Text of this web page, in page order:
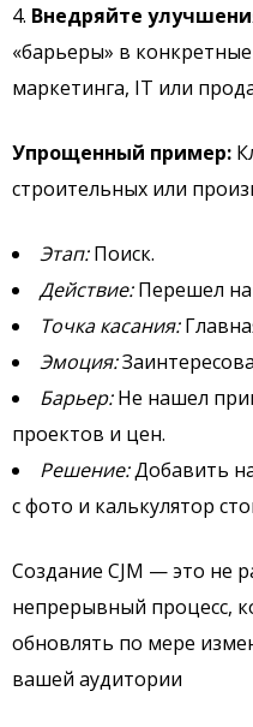
Внедряйте
«барьеры» в
маркетинга, IT или
Упрощенный пример:
строительных или
Этап:Поиск.
Действие:Перешел на
Точка касания:
Эмоция:
Барьер:Не нашел
проектов и цен.
Решение:Добавить
с фото и калькулятор
Создание CJM — это не
непрерывный процесс,
обновлять по мере
вашей аудитории